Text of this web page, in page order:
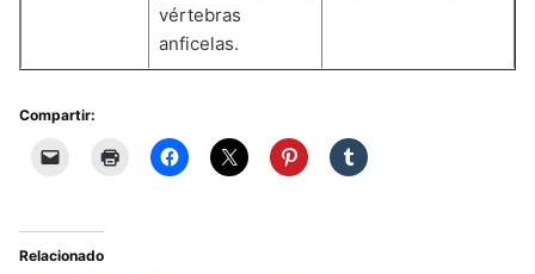
vértebras
anficelas.
Compartir:
Relacionado